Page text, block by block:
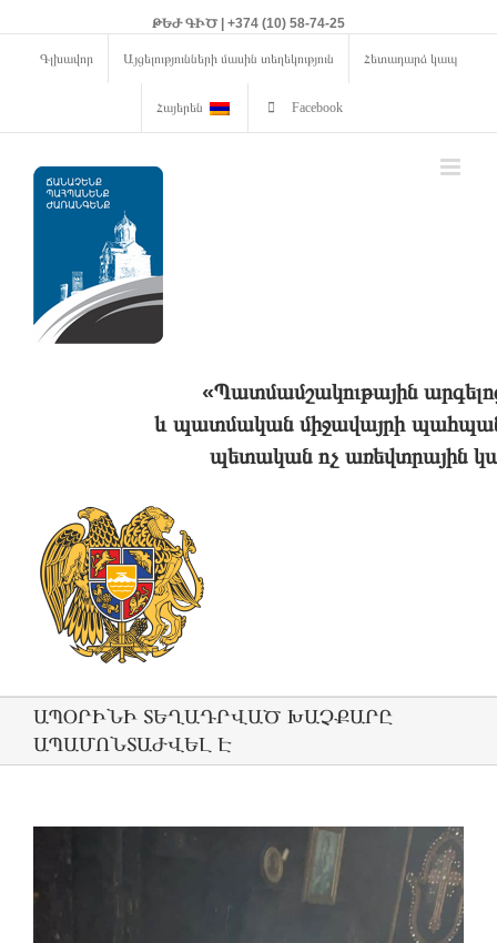
ԹԵԺ ԳԻԾ | +374 (10) 58-74-25
Գլխավոր Այցելությունների մասին տեղեկություն Հետադարձ կապ
Հայերեն Facebook
«Պատմամշակութային
և պատմական միջավայրի
պետական ոչ առեվտրային
ԱՊՕՐԻՆԻ ՏԵՂԱԴՐՎԱԾ ԽԱՉՔԱՐԸ
ԱՊԱՄՈՆՏԱԺՎԵԼ Է
Larger